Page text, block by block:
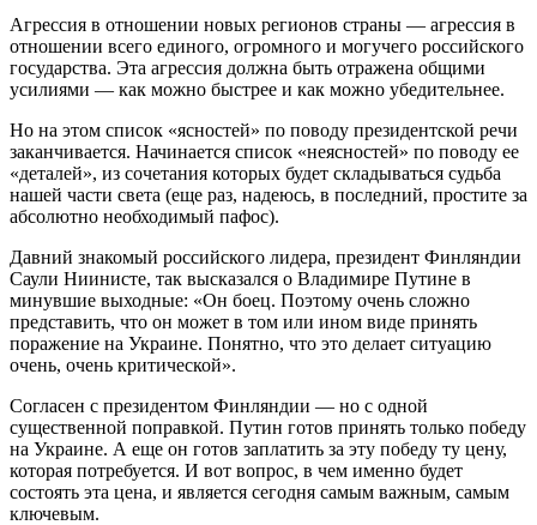
Агрессия в отношении новых регионов страны — агрессия в
отношении всего единого, огромного и могучего российского
государства. Эта агрессия должна быть отражена общими
усилиями — как можно быстрее и как можно убедительнее.
Но на этом список «ясностей» по поводу президентской речи
заканчивается. Начинается список «неясностей» по поводу ее
«деталей», из сочетания которых будет складываться судьба
нашей части света (еще раз, надеюсь, в последний, простите за
абсолютно необходимый пафос).
Давний знакомый российского лидера, президент Финляндии
Саули Ниинисте, так высказался о Владимире Путине в
минувшие выходные: «Он боец. Поэтому очень сложно
представить, что он может в том или ином виде принять
поражение на Украине. Понятно, что это делает ситуацию
очень, очень критической».
Согласен с президентом Финляндии — но с одной
существенной поправкой. Путин готов принять только победу
на Украине. А еще он готов заплатить за эту победу ту цену,
которая потребуется. И вот вопрос, в чем именно будет
состоять эта цена, и является сегодня самым важным, самым
ключевым.